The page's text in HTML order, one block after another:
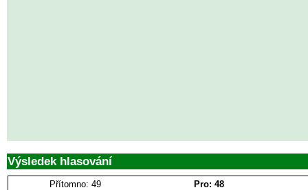
Výsledek hlasování
Přítomno: 49 Pro: 48